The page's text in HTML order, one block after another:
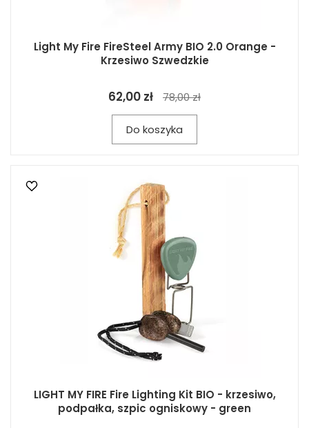
Light My Fire FireSteel Army BIO 2.0 Orange -
Krzesiwo Szwedzkie
62,00 zł 78,00 zł
Do koszyka
LIGHT MY FIRE Fire Lighting Kit BIO - krzesiwo,
podpałka, szpic ogniskowy - green